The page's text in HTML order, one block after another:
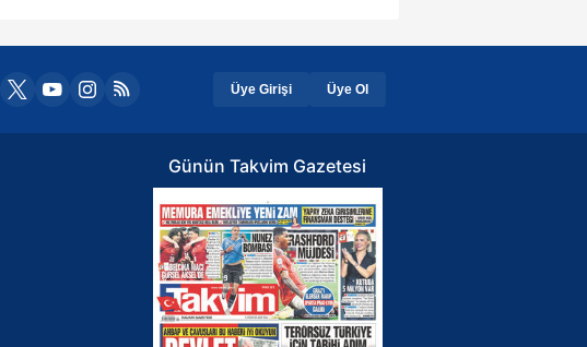
Üye Girişi Üye Ol
Günün Takvim Gazetesi